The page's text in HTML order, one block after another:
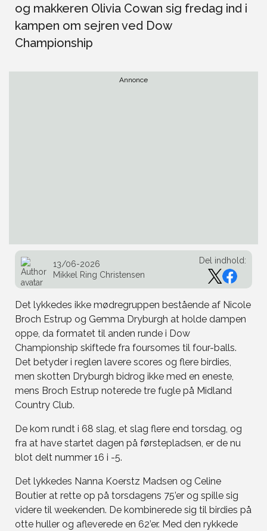
og makkeren Olivia Cowan sig fredag ind i
kampen om sejren ved Dow
Championship
Annonce
13/06-2026
Mikkel Ring Christensen
Del indhold:
Det lykkedes ikke mødregruppen bestående af Nicole
Broch Estrup og Gemma Dryburgh at holde dampen
oppe, da formatet til anden runde i Dow
Championship skiftede fra foursomes til four-balls.
Det betyder i reglen lavere scores og flere birdies,
men skotten Dryburgh bidrog ikke med en eneste,
mens Broch Estrup noterede tre fugle på Midland
Country Club.
De kom rundt i 68 slag, et slag flere end torsdag, og
fra at have startet dagen på førstepladsen, er de nu
blot delt nummer 16 i -5.
Det lykkedes Nanna Koerstz Madsen og Celine
Boutier at rette op på torsdagens 75’er og spille sig
videre til weekenden. De kombinerede sig til birdies på
otte huller og afleverede en 62’er. Med den rykkede